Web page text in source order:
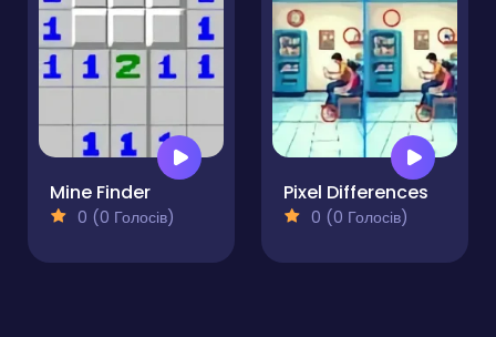
Mine Finder
0 (0 Голосів)
Pixel Differences
0 (0 Голосів)